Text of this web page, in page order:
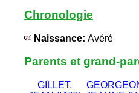
Chronologie
Naissance: Avéré
Parents et grand-
GILLET,